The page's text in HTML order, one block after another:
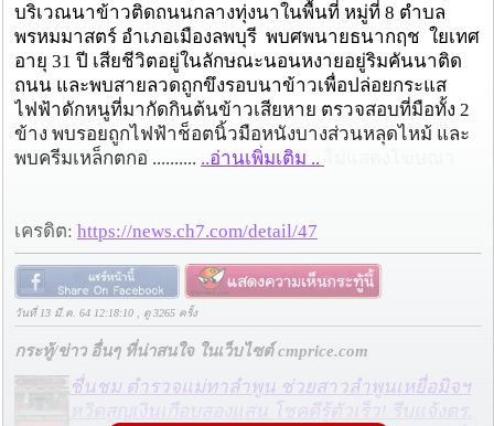
บริเวณนาข้าวติดถนนกลางทุ่งนาในพื้นที่ หมู่ที่ 8 ตำบล
พรหมมาสตร์ อำเภอเมืองลพบุรี พบศพนายธนากฤช ใยเทศ
อายุ 31 ปี เสียชีวิตอยู่ในลักษณะนอนหงายอยู่ริมคันนาติด
ถนน และพบสายลวดถูกขึงรอบนาข้าวเพื่อปล่อยกระแส
ไฟฟ้าดักหนูที่มากัดกินต้นข้าวเสียหาย ตรวจสอบที่มือทั้ง 2
ข้าง พบรอยถูกไฟฟ้าช็อตนิ้วมือหนังบางส่วนหลุดไหม้ และ
พบครีมเหล็กตกอ .......... ..อ่านเพิ่มเติม ..
เครดิต: https://news.ch7.com/detail/47
วันที่ 13 มี.ค. 64 12:18:10 , ดู 3265 ครั้ง
กระทู้/ข่าว อื่นๆ ที่น่าสนใจ ในเว็บไซต์ cmprice.com
ชื่นชม ตำรวจแม่ทาลำพูน ช่วยสาวลำพูนเหยื่อมิจฯ
หวิดสูญเงินเกือบสองแสน โชคดีรู้ตัวเร็ว! รีบแจ้งตร.